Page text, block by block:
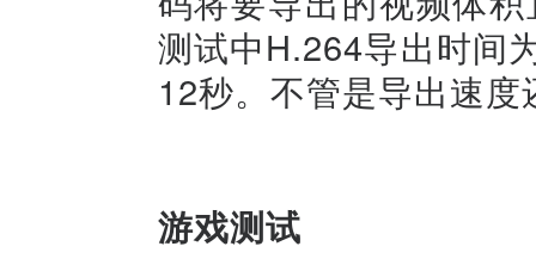
测试中H.264导出时间
12秒。不管是导出速
游戏测试